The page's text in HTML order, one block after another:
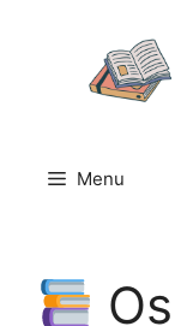
Menu